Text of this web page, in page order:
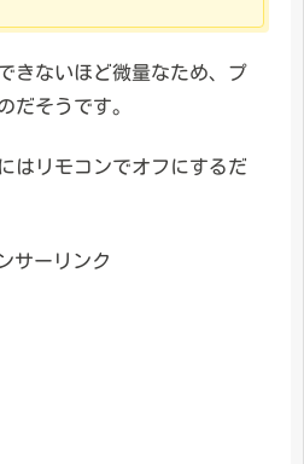
きないほど微量なため、プ
だそうです。
はリモコンでオフにするだ
サーリンク